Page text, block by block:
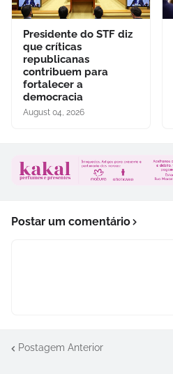
Presidente do STF diz
que críticas
republicanas
contribuem para
fortalecer a
democracia
August 04, 2026
Postar um comentário
Postagem Anterior